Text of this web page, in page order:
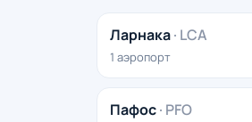
Ларнака· LCA
1 аэропорт
Пафос· PFO